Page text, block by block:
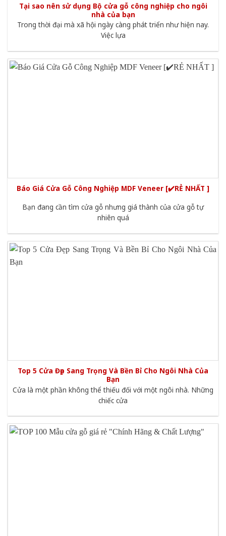
Tại sao nên sử dụng Bộ cửa gỗ công nghiệp cho ngôi
nhà của bạn
Trong thời đại mà xã hội ngày càng phát triển như hiện nay.
Việc lựa
Báo Giá Cửa Gỗ Công Nghiệp MDF Veneer [✔️RẺ NHẤT ]
Bạn đang cần tìm cửa gỗ nhưng giá thành của cửa gỗ tự
nhiên quá
Top 5 Cửa Đẹp Sang Trọng Và Bền Bỉ Cho Ngôi Nhà Của
Bạn
Cửa là một phần không thể thiếu đối với một ngôi nhà. Những
chiếc cửa